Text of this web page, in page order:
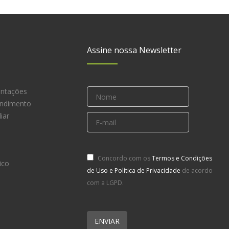
Assine nossa Newsletter
Concordo com osTermos e Condições
de Uso e Política de Privacidade de acordo
com a LGPD.